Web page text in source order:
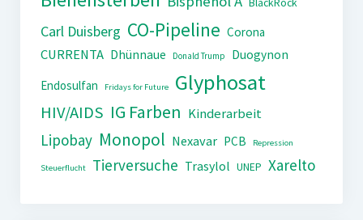
Carl Duisberg CO-Pipeline Corona
CURRENTA Dhünnaue Donald Trump
Duogynon
Endosulfan
Fridays for Future Glyphosat
HIV/AIDS IG Farben Kinderarbeit
Lipobay Monopol Nexavar PCB Repression
Steuerflucht Tierversuche Trasylol UNEP Xarelto